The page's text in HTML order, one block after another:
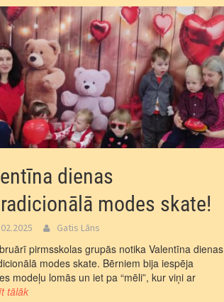
dienas
modes skate!
Gatis Lāns
pirmsskolas grupās notika Valentīna dienas
modes skate. Bērniem bija iespēja
modeļu lomās un iet pa “mēli”, kur viņi ar
tālāk